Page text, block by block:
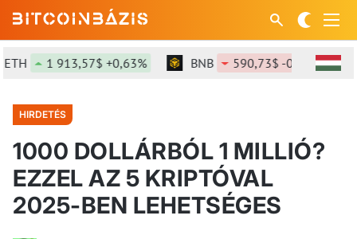
1 913,57$ +0,63% BNB 590,73$ -0,44%
HIRDETÉS
1000 DOLLÁRBÓL 1 MILLIÓ?
EZZEL AZ 5 KRIPTÓVAL
2025-BEN LEHETSÉGES